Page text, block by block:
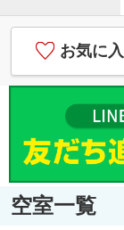
お気に
空室一覧